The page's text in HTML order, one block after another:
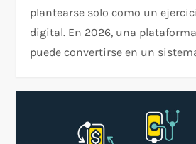
plantearse solo como un
digital. En 2026, una
puede convertirse en un